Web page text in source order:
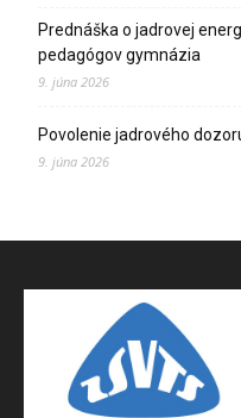
Prednáška o jadrovej
pedagógov gymnázia
9. júna 2026
Povolenie jadrového
9. júna 2026